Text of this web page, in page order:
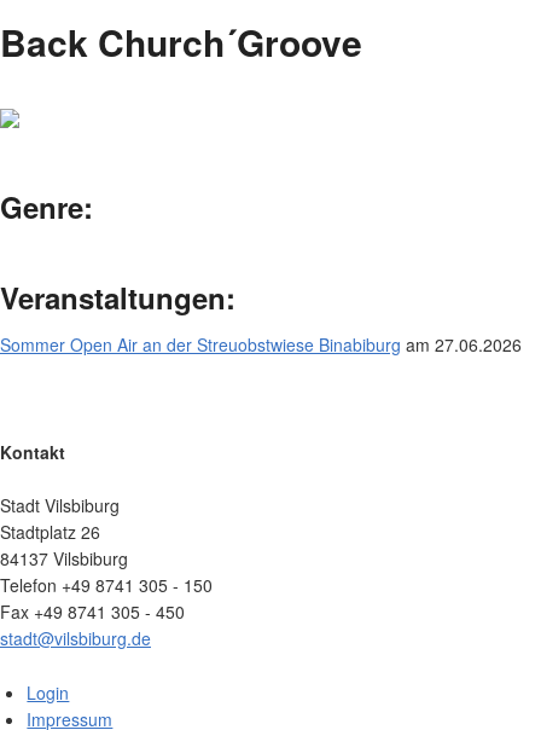
Back Church´Groove
Genre:
Veranstaltungen:
Sommer Open Air an der Streuobstwiese Binabiburg am 27.06.2026
Kontakt
Stadt Vilsbiburg
Stadtplatz 26
84137 Vilsbiburg
Telefon +49 8741 305 - 150
Fax +49 8741 305 - 450
stadt@vilsbiburg.de
Login
Impressum